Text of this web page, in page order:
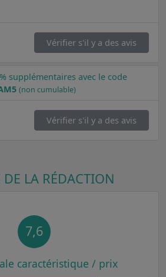
Vérifier s'il y a des avis
supplémentaires avec le code
(non cumulable)
Vérifier s'il y a des avis
DE LA RÉDACTION
7,6
caractéristique / prix